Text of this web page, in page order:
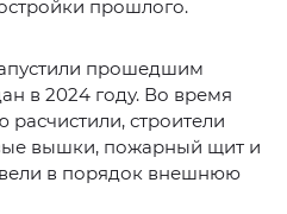
прошлого.
прошедшим
в 2024 году. Во время
строители
вышки, пожарный щит и
в порядок внешнюю